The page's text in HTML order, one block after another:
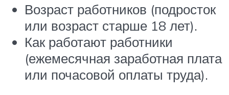
Возраст работников (подросток
или возраст старше 18 лет).
Как работают работники
(ежемесячная заработная плата
или почасовой оплаты труда).